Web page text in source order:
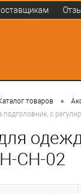
товаров •
с
CH-02